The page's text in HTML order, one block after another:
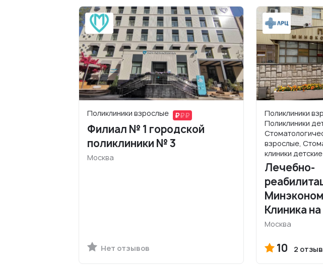
Поликлиники взрослые
Филиал № 1 городской
поликлиники № 3
Москва
Нет отзывов
Поликлиники
Поликлиники
взрослые,
клиники детские
Лечебно-
Клиника
Москва
10 2